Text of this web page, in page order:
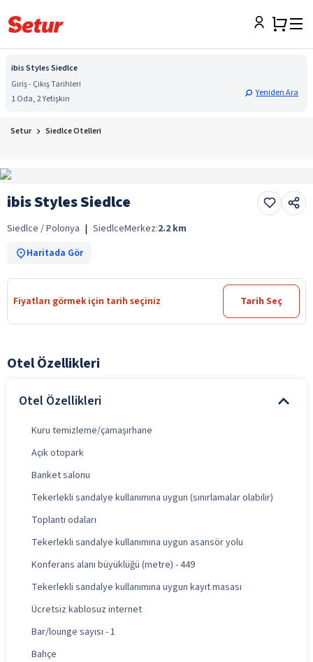
ibis Styles Siedlce
Giriş - Çıkış Tarihleri
1 Oda, 2 Yetişkin
Yeniden Ara
Setur Siedlce Otelleri
ibis Styles Siedlce
Siedlce / Polonya | SiedlceMerkez:2.2 km
Haritada Gör
Fiyatları görmek için tarih seçiniz Tarih Seç
Otel Özellikleri
Otel Özellikleri
Kuru temizleme/çamaşırhane
Açık otopark
Banket salonu
Tekerlekli sandalye kullanımına uygun (sınırlamalar olabilir)
Toplantı odaları
Tekerlekli sandalye kullanımına uygun asansör yolu
Konferans alanı büyüklüğü (metre) - 449
Tekerlekli sandalye kullanımına uygun kayıt masası
Ücretsiz kablosuz internet
Bar/lounge sayısı - 1
Bahçe